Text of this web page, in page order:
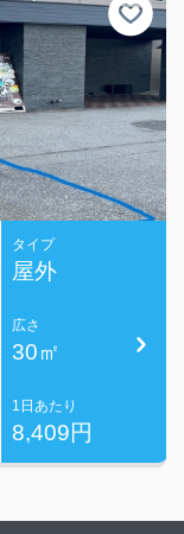
タイプ
屋外
広さ
30㎡
1日あたり
8,409円